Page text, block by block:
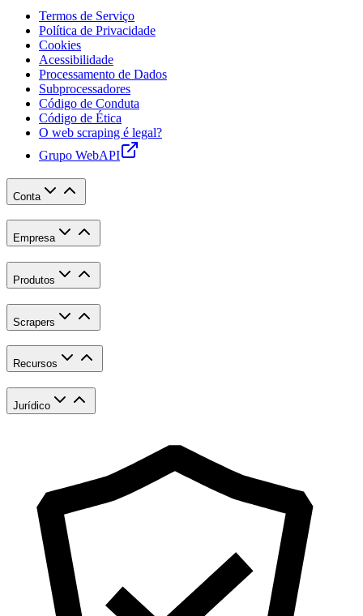
Termos de Serviço
Política de Privacidade
Cookies
Acessibilidade
Processamento de Dados
Subprocessadores
Código de Conduta
Código de Ética
O web scraping é legal?
Grupo WebAPI
Conta
Empresa
Produtos
Scrapers
Recursos
Jurídico